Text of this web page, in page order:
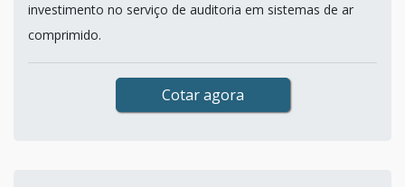
investimento no serviço de auditoria em sistemas de ar
comprimido.
Cotar agora